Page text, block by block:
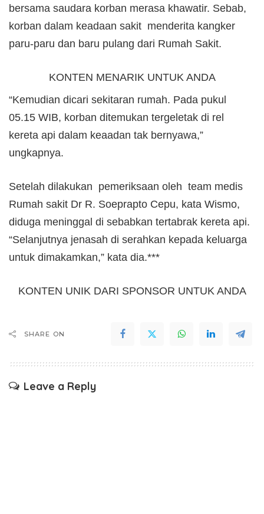
bersama saudara korban merasa khawatir. Sebab,
korban dalam keadaan sakit menderita kangker
paru-paru dan baru pulang dari Rumah Sakit.
KONTEN MENARIK UNTUK ANDA
“Kemudian dicari sekitaran rumah. Pada pukul
05.15 WIB, korban ditemukan tergeletak di rel
kereta api dalam keaadan tak bernyawa,”
ungkapnya.
Setelah dilakukan pemeriksaan oleh team medis
Rumah sakit Dr R. Soeprapto Cepu, kata Wismo,
diduga meninggal di sebabkan tertabrak kereta api.
“Selanjutnya jenasah di serahkan kepada keluarga
untuk dimakamkan,” kata dia.***
KONTEN UNIK DARI SPONSOR UNTUK ANDA
SHARE ON
Leave a Reply